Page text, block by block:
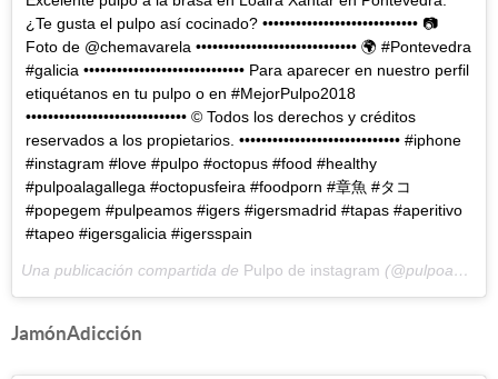
¿Te gusta el pulpo así cocinado? •••••••••••••••••••••••••••• 📷
Foto de @chemavarela ••••••••••••••••••••••••••••• 🌍 #Pontevedra
#galicia ••••••••••••••••••••••••••••• Para aparecer en nuestro perfil
etiquétanos en tu pulpo o en #MejorPulpo2018
••••••••••••••••••••••••••••• © Todos los derechos y créditos
reservados a los propietarios. ••••••••••••••••••••••••••••• #iphone
#instagram #love #pulpo #octopus #food #healthy
#pulpoalagallega #octopusfeira #foodporn #章魚 #タコ
#popegem #pulpeamos #igers #igersmadrid #tapas #aperitivo
#tapeo #igersgalicia #igersspain
Una publicación compartida de Pulpo de instagram (@pulpoadiccion) el
JamónAdicción